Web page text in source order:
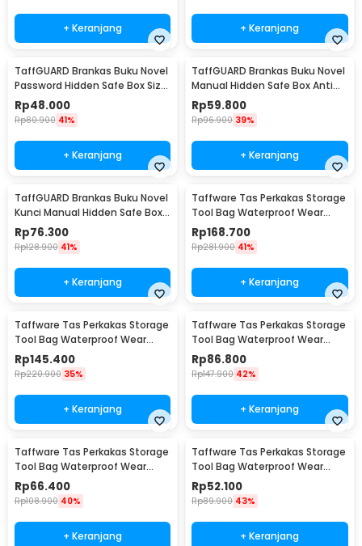
+ Keranjang + Keranjang
TaffGUARD Brankas Buku Novel
Password Hidden Safe Box Size
S - KB-20P
Rp48.000
Rp80.900 41%
+ Keranjang
TaffGUARD Brankas Buku Novel
Manual Hidden Safe Box Anti
Maling Size M - KB-20L
Rp59.800
Rp96.900 39%
+ Keranjang
TaffGUARD Brankas Buku Novel
Kunci Manual Hidden Safe Box
Size L Love - KB-20L
Rp76.300
Rp128.900 41%
+ Keranjang
Taffware Tas Perkakas Storage
Tool Bag Waterproof Wear
Resistant 23 Inch - A02584
Rp168.700
Rp281.900 41%
+ Keranjang
Taffware Tas Perkakas Storage
Tool Bag Waterproof Wear
Resistant 21 Inch - A02584
Rp145.400
Rp220.900 35%
+ Keranjang
Taffware Tas Perkakas Storage
Tool Bag Waterproof Wear
Resistant 18 Inch - A03403
Rp86.800
Rp147.900 42%
+ Keranjang
Taffware Tas Perkakas Storage
Tool Bag Waterproof Wear
Resistant 16 Inch - A03403
Rp66.400
Rp108.900 40%
+ Keranjang
Taffware Tas Perkakas Storage
Tool Bag Waterproof Wear
Resistant 13 Inch - A03403
Rp52.100
Rp89.900 43%
+ Keranjang